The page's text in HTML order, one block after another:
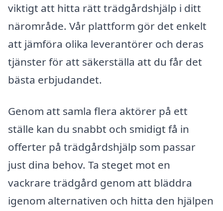
viktigt att hitta rätt trädgårdshjälp i ditt
närområde. Vår plattform gör det enkelt
att jämföra olika leverantörer och deras
tjänster för att säkerställa att du får det
bästa erbjudandet.
Genom att samla flera aktörer på ett
ställe kan du snabbt och smidigt få in
offerter på trädgårdshjälp som passar
just dina behov. Ta steget mot en
vackrare trädgård genom att bläddra
igenom alternativen och hitta den hjälpen